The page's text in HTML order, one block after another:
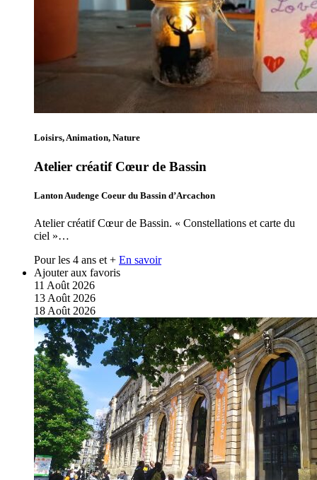
Loisirs, Animation, Nature
Atelier créatif Cœur de Bassin
Lanton Audenge Coeur du Bassin d’Arcachon
Atelier créatif Cœur de Bassin. « Constellations et carte du
ciel »…
Pour les 4 ans et + En savoir
Ajouter aux favoris
11 Août 2026
13 Août 2026
18 Août 2026